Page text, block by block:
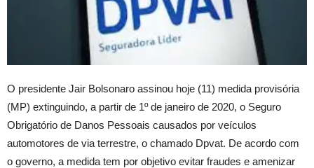
O presidente Jair Bolsonaro assinou hoje (11) medida provisória
(MP) extinguindo, a partir de 1º de janeiro de 2020, o Seguro
Obrigatório de Danos Pessoais causados por veículos
automotores de via terrestre, o chamado Dpvat. De acordo com
o governo, a medida tem por objetivo evitar fraudes e amenizar